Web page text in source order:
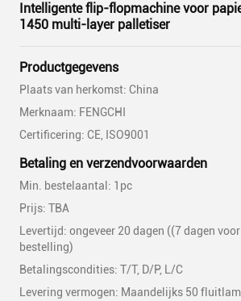
Intelligente flip-flopmachine voor
1450 multi-layer palletiser
Productgegevens
Plaats van herkomst: China
Merknaam: FENGCHI
Certificering: CE, ISO9001
Betaling en verzendvoorwaarden
Min. bestelaantal: 1pc
Prijs: TBA
Levertijd: ongeveer 20 dagen ((7 dagen
bestelling)
Betalingscondities: T/T, D/P, L/C
Levering vermogen: Maandelijks 50